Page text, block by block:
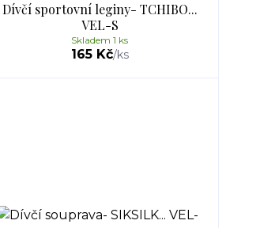
Dívčí sportovní leginy- TCHIBO...
VEL-S
165 Kč/ks
Skladem 1 ks